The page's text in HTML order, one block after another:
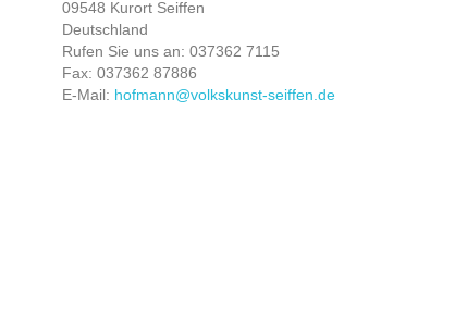
09548 Kurort Seiffen
Deutschland
Rufen Sie uns an: 037362 7115
Fax: 037362 87886
E-Mail: hofmann@volkskunst-seiffen.de